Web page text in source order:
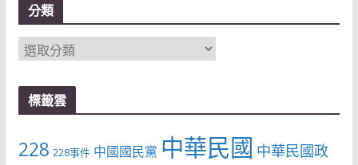
分類
分
標籤雲
228 228事件 中國國民黨 中華民國 中華民國政